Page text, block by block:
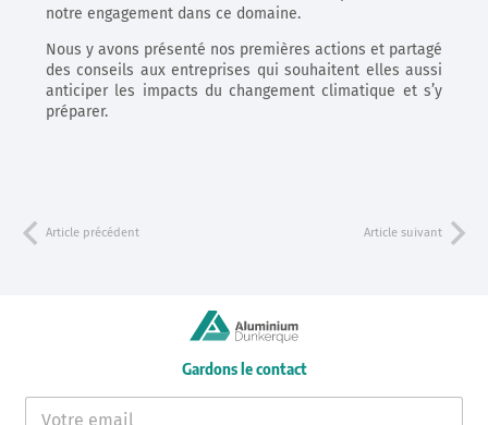
notre engagement dans ce domaine.
Nous y avons présenté nos premières actions et partagé
des conseils aux entreprises qui souhaitent elles aussi
anticiper les impacts du changement climatique et s’y
préparer.
Article précédent Article suivant
Gardons le contact